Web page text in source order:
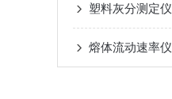
塑料灰分测定仪